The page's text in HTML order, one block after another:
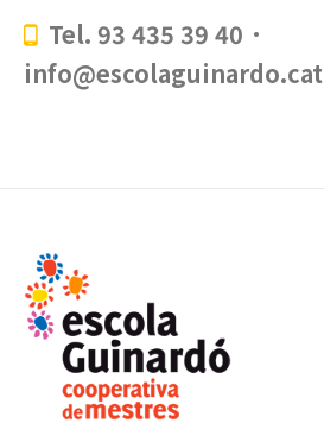
Tel. 93 435 39 40 ·
info@escolaguinardo.cat